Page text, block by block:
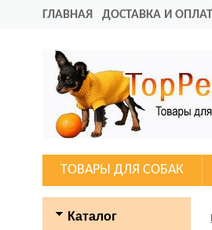
ГЛАВНАЯ ДОСТАВКА И
ТОВАРЫ ДЛЯ СОБАК
Каталог